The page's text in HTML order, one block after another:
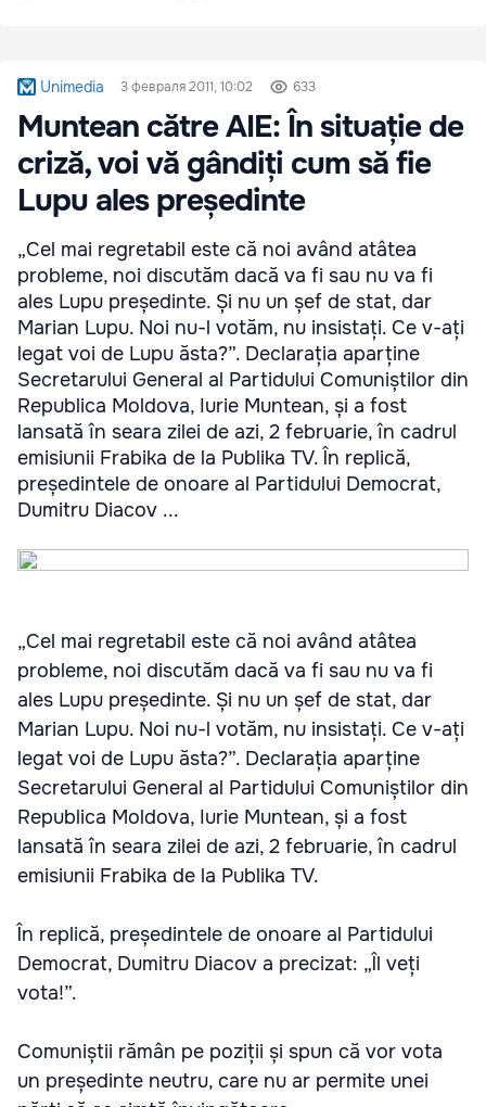
Unimedia 3 февраля 2011, 10:02 633
Muntean către AIE: În situație de
criză, voi vă gândiți cum să fie
Lupu ales președinte
„Cel mai regretabil este că noi având atâtea
probleme, noi discutăm dacă va fi sau nu va fi
ales Lupu președinte. Și nu un șef de stat, dar
Marian Lupu. Noi nu-l votăm, nu insistați. Ce v-ați
legat voi de Lupu ăsta?”. Declarația aparține
Secretarului General al Partidului Comuniștilor din
Republica Moldova, Iurie Muntean, și a fost
lansată în seara zilei de azi, 2 februarie, în cadrul
emisiunii Frabika de la Publika TV. În replică,
președintele de onoare al Partidului Democrat,
Dumitru Diacov ...
„Cel mai regretabil este că noi având atâtea
probleme, noi discutăm dacă va fi sau nu va fi
ales Lupu președinte. Și nu un șef de stat, dar
Marian Lupu. Noi nu-l votăm, nu insistați. Ce v-ați
legat voi de Lupu ăsta?”. Declarația aparține
Secretarului General al Partidului Comuniștilor din
Republica Moldova, Iurie Muntean, și a fost
lansată în seara zilei de azi, 2 februarie, în cadrul
emisiunii Frabika de la Publika TV.
În replică, președintele de onoare al Partidului
Democrat, Dumitru Diacov a precizat: „Îl veți
vota!”.
Comuniștii rămân pe poziții și spun că vor vota
un președinte neutru, care nu ar permite unei